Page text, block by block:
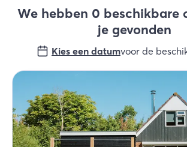
We hebben 0 beschikbare
je gevonden
Kies een datumvoor de